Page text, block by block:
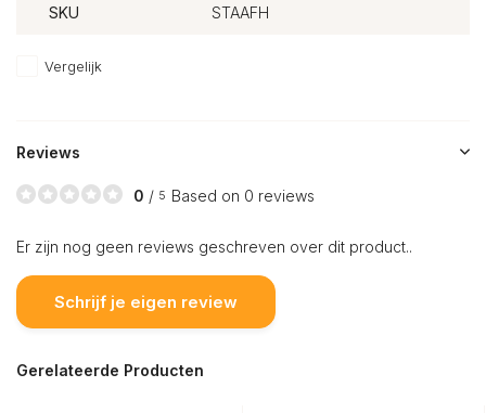
SKU STAAFH
Vergelijk
Reviews
0 / 5 Based on 0 reviews
Er zijn nog geen reviews geschreven over dit product..
Schrijf je eigen review
Gerelateerde Producten